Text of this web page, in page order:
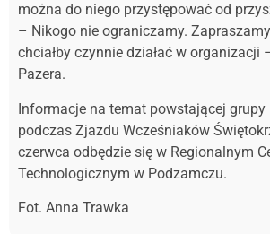
można do niego przystępować od
– Nikogo nie ograniczamy.
chciałby czynnie działać w organizacji
Pazera.
Informacje na temat powstającej grupy
podczas Zjazdu Wcześniaków
czerwca odbędzie się w Regionalnym
Technologicznym w Podzamczu.
Fot. Anna Trawka